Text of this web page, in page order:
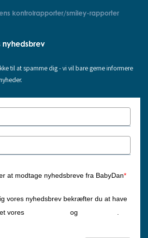
kontrolrapporter/smiley-rapporter
nyhedsbrev
til at spamme dig - vi vil bare gerne informere
at modtage nyhedsbreve fra BabyDan*
vores nyhedsbrev bekræfter du at have
vores
og